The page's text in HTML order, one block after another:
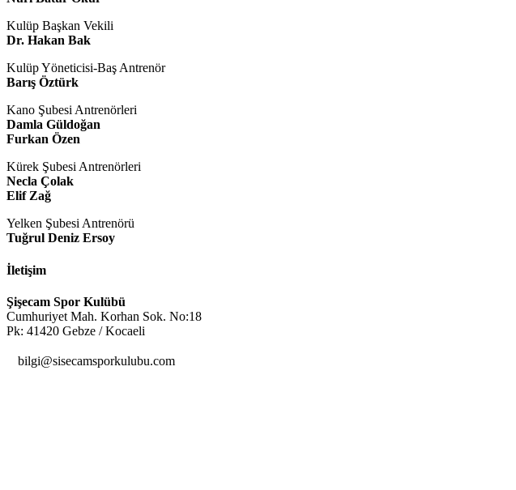
Kulüp Başkan Vekili
Dr. Hakan Bak
Kulüp Yöneticisi-Baş Antrenör
Barış Öztürk
Kano Şubesi Antrenörleri
Damla Güldoğan
Furkan Özen
Kürek Şubesi Antrenörleri
Necla Çolak
Elif Zağ
Yelken Şubesi Antrenörü
Tuğrul Deniz Ersoy
İletişim
Şişecam Spor Kulübü
Cumhuriyet Mah. Korhan Sok. No:18
Pk: 41420 Gebze / Kocaeli
bilgi@sisecamsporkulubu.com